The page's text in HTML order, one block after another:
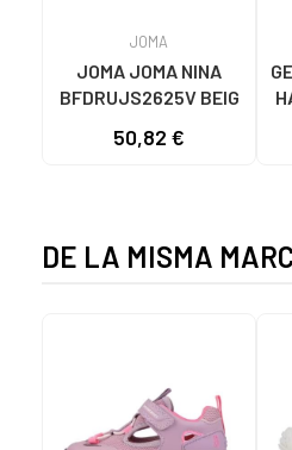
JOMA
JOMA JOMA NINA
BFDRUJS2625V BEIG
50,82 €
DE LA MISMA